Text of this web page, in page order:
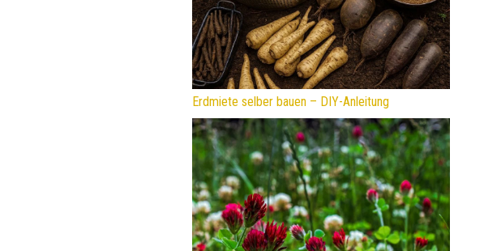
Erdmiete selber bauen – DIY-Anleitung